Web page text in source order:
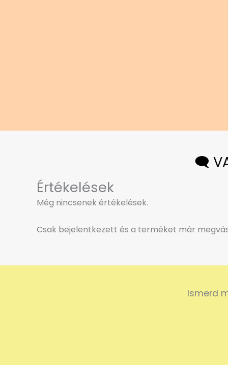
🗨️
Értékelések
Még nincsenek értékelések.
Csak bejelentkezett és a terméket már
Ismerd